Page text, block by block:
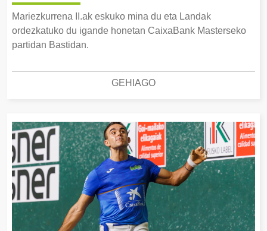
Mariezkurrena II.ak eskuko mina du eta Landak
ordezkatuko du igande honetan CaixaBank Masterseko
partidan Bastidan.
GEHIAGO